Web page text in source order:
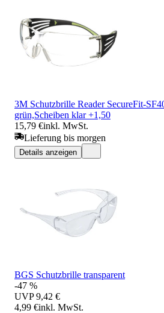
3M Schutzbrille Reader SecureFit-
grün,Scheiben klar +1,50
15,79 €inkl. MwSt.
Lieferung bis morgen
Details anzeigen
BGS Schutzbrille transparent
-47 %
UVP 9,42 €
4,99 €inkl. MwSt.